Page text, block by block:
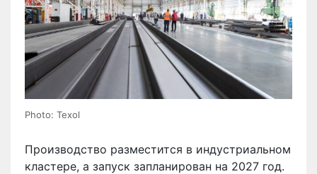
Photo: Texol
Производство разместится в индустриальном
кластере, а запуск запланирован на 2027 год.